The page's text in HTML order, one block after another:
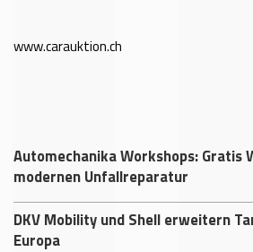
www.carauktion.ch
Automechanika Workshops: Gratis
modernen Unfallreparatur
DKV Mobility und Shell erweitern
Europa